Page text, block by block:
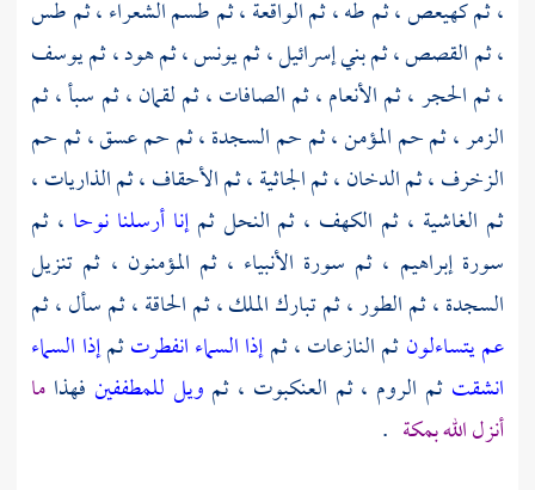
، ثم كهيعص ، ثم طه ، ثم الواقعة ، ثم طسم الشعراء ، ثم طس
، ثم القصص ، ثم بني إسرائيل ، ثم يونس ، ثم هود ، ثم يوسف
، ثم الحجر ، ثم الأنعام ، ثم الصافات ، ثم لقمان ، ثم سبأ ، ثم
الزمر ، ثم حم المؤمن ، ثم حم السجدة ، ثم حم عسق ، ثم حم
الزخرف ، ثم الدخان ، ثم الجاثية ، ثم الأحقاف ، ثم الذاريات ،
ثم الغاشية ، ثم الكهف ، ثم النحل ثمإنا أرسلنا نوحا ، ثم
سورة إبراهيم ، ثم سورة الأنبياء ، ثم المؤمنون ، ثم تنزيل
السجدة ، ثم الطور ، ثم تبارك الملك ، ثم الحاقة ، ثم سأل ، ثم
عم يتساءلونثم النازعات ، ثمإذا السماء انفطرتثمإذا السماء
انشقتثم الروم ، ثم العنكبوت ، ثم ويل للمطففين فهذا ما
أنزل اللهبمكة .